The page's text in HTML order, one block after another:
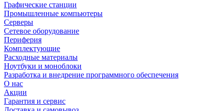
Графические станции
Промышленные компьютеры
Серверы
Сетевое оборудование
Периферия
Комплектующие
Расходные материалы
Ноутбуки и моноблоки
Разработка и внедрение программного обеспечения
О нас
Акции
Гарантия и сервис